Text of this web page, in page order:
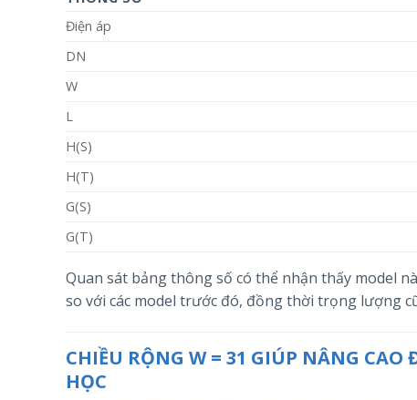
Điện áp
DN
W
L
H(S)
H(T)
G(S)
G(T)
Quan sát bảng thông số có thể nhận thấy model
so với các model trước đó, đồng thời trọng lượng
CHIỀU RỘNG W = 31 GIÚP NÂNG
HỌC